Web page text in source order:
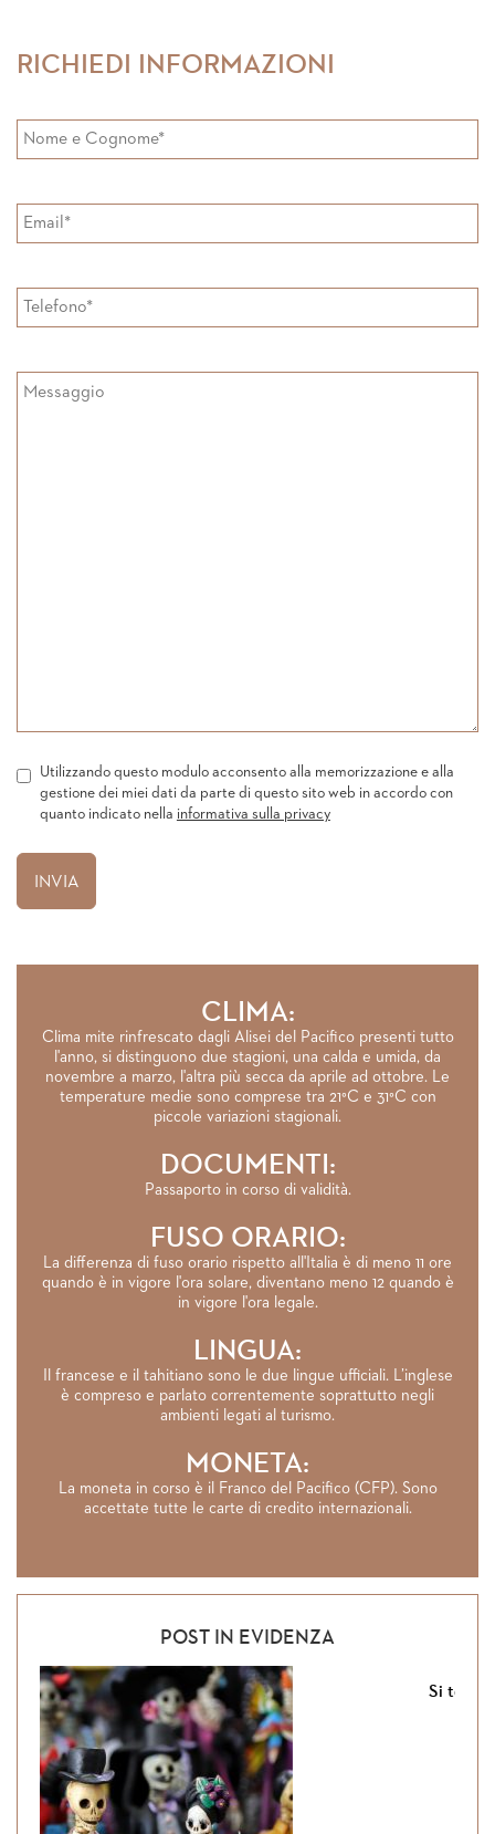
RICHIEDI INFORMAZIONI
Utilizzando questo modulo acconsento alla memorizzazione e alla
gestione dei miei dati da parte di questo sito web in accordo con
quanto indicato nella informativa sulla privacy
CLIMA:
Clima mite rinfrescato dagli Alisei del Pacifico presenti tutto
l'anno, si distinguono due stagioni, una calda e umida, da
novembre a marzo, l'altra più secca da aprile ad ottobre. Le
temperature medie sono comprese tra 21°C e 31°C con
piccole variazioni stagionali.
DOCUMENTI:
Passaporto in corso di validità.
FUSO ORARIO:
La differenza di fuso orario rispetto all'Italia è di meno 11 ore
quando è in vigore l'ora solare, diventano meno 12 quando è
in vigore l'ora legale.
LINGUA:
Il francese e il tahitiano sono le due lingue ufficiali. L’inglese
è compreso e parlato correntemente soprattutto negli
ambienti legati al turismo.
MONETA:
La moneta in corso è il Franco del Pacifico (CFP). Sono
accettate tutte le carte di credito internazionali.
POST IN EVIDENZA